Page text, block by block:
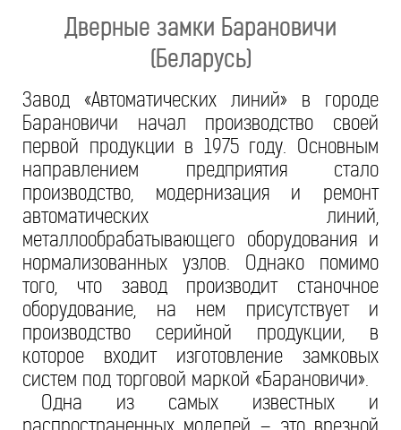
Дверные замки Барановичи
(Беларусь)
Завод «Автоматических линий» в городе
Барановичи начал производство своей
первой продукции в 1975 году. Основным
направлением предприятия стало
производство, модернизация и ремонт
автоматических линий,
металлообрабатывающего оборудования и
нормализованных узлов. Однако помимо
того, что завод производит станочное
оборудование, на нем присутствует и
производство серийной продукции, в
которое входит изготовление замковых
систем под торговой маркой «Барановичи».
Одна из самых известных и